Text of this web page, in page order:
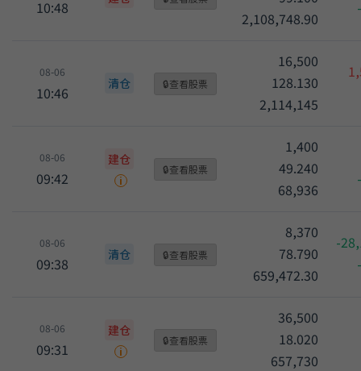
10:48
2,108,748.90
08-06
10:46 清仓 🔒查看股票
16,500
128.130
2,114,145
08-06
09:42
建仓
i
🔒查看股票
1,400
49.240
68,936
08-06
09:38 清仓 🔒查看股票
8,370
78.790
659,472.30
-
08-06
09:31
建仓
i
🔒查看股票
36,500
18.020
657,730